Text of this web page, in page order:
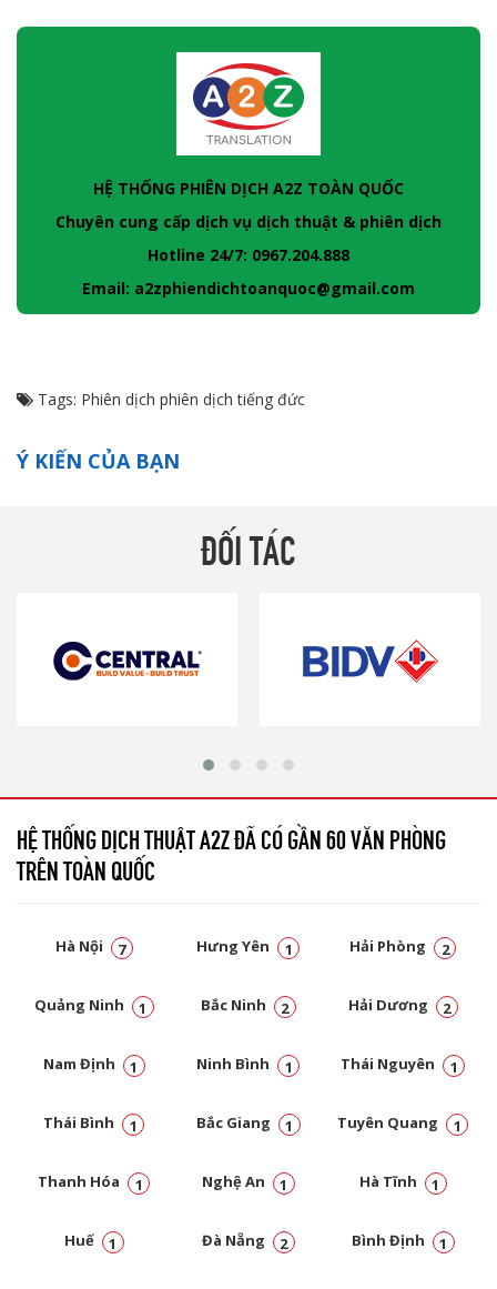
HỆ THỐNG PHIÊN DỊCH A2Z TOÀN QUỐC
Chuyên cung cấp dịch vụ dịch thuật & phiên dịch
Hotline 24/7: 0967.204.888
Email: a2zphiendichtoanquoc@gmail.com
Tags: Phiên dịch phiên dịch tiếng đức
Ý KIẾN CỦA BẠN
ĐỐI TÁC
HỆ THỐNG DỊCH THUẬT A2Z ĐÃ CÓ GẦN 60 VĂN PHÒNG
TRÊN TOÀN QUỐC
Hà Nội 7 Hưng Yên 1 Hải Phòng 2
Quảng Ninh 1 Bắc Ninh 2 Hải Dương 2
Nam Định 1 Ninh Bình 1 Thái Nguyên 1
Thái Bình 1 Bắc Giang 1 Tuyên Quang 1
Thanh Hóa 1 Nghệ An 1 Hà Tĩnh 1
Huế 1 Đà Nẵng 2 Bình Định 1